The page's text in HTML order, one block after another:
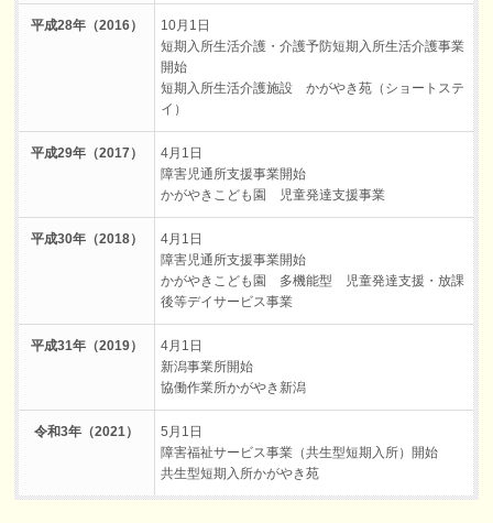
平成28年（2016）
10月1日
短期入所生活介護・介護予防短期入所生活介護事業
開始
短期入所生活介護施設 かがやき苑（ショートステ
イ）
平成29年（2017）
4月1日
障害児通所支援事業開始
かがやきこども園 児童発達支援事業
平成30年（2018）
4月1日
障害児通所支援事業開始
かがやきこども園 多機能型 児童発達支援・放課
後等デイサービス事業
平成31年（2019）
4月1日
新潟事業所開始
協働作業所かがやき新潟
令和3年（2021）
5月1日
障害福祉サービス事業（共生型短期入所）開始
共生型短期入所かがやき苑